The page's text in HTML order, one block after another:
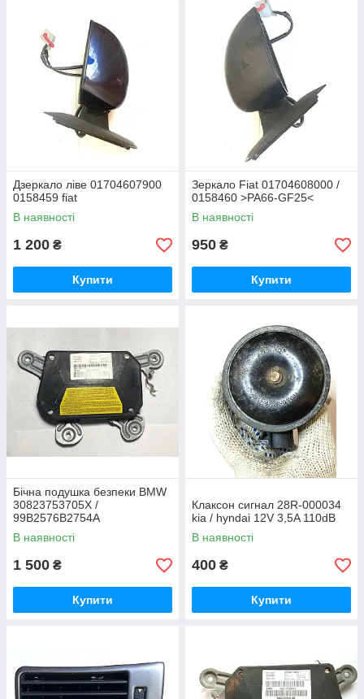
Дзеркало ліве 01704607900
0158459 fiat
В наявності
1 200 ₴
Купити
Зеркало Fiat 01704608000 /
0158460 >PA66-GF25<
В наявності
950 ₴
Купити
Бічна подушка безпеки BMW
30823753705X /
99B2576B2754A
В наявності
1 500 ₴
Купити
Клаксон сигнал 28R-000034
kia / hyndai 12V 3,5A 110dB
В наявності
400 ₴
Купити